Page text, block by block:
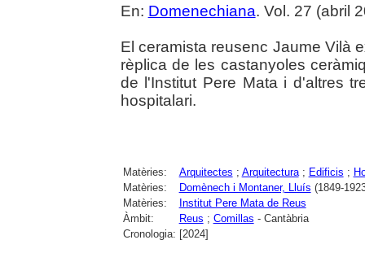
En: Domenechiana. Vol. 27 (abril
El ceramista reusenc Jaume Vilà
rèplica de les castanyoles
de l'Institut Pere Mata i d'altres
hospitalari.
Matèries: Arquitectes ; Arquitectura; Edificis ;
Matèries:
Domènech i Montaner, Lluís (1849-
Matèries:
Institut Pere Mata de Reus
Àmbit:
Reus ; Comillas - Cantàbria
Cronologia: [2024]